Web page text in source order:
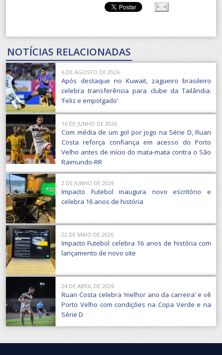
NOTÍCIAS RELACIONADAS
6 DE AGOSTO DE 2026
Após destaque no Kuwait, zagueiro brasileiro
celebra transferência para clube da Tailândia:
‘Feliz e empolgado’
16 DE JUNHO DE 2026
Com média de um gol por jogo na Série D, Ruan
Costa reforça confiança em acesso do Porto
Velho antes de início do mata-mata contra o São
Raimundo-RR
2 DE JUNHO DE 2026
Impacto Futebol inaugura novo escritório e
celebra 16 anos de história
22 DE MAIO DE 2026
Impacto Futebol celebra 16 anos de história com
lançamento de novo site
24 DE ABRIL DE 2026
Ruan Costa celebra ‘melhor ano da carreira’ e vê
Porto Velho com condições na Copa Verde e na
Série D